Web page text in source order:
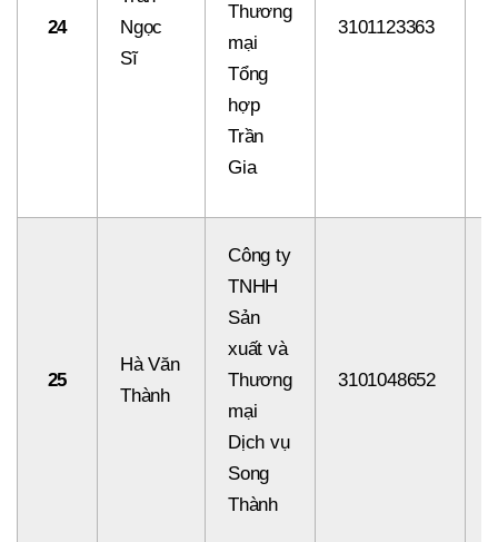
24
Ngọc
Sĩ
Thương
mại
Tổng
hợp
Trần
Gia
3101123363
25
Hà Văn
Thành
Công ty
TNHH
Sản
xuất và
Thương
mại
Dịch vụ
Song
Thành
3101048652